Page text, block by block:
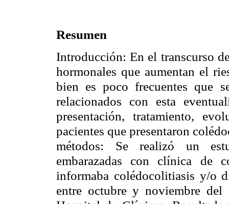
Resumen
Introducción: En el transcurso
hormonales que aumentan el
bien es poco frecuentes que
relacionados con esta
presentación, tratamiento,
pacientes que presentaron
métodos: Se realizó un
embarazadas con clínica de
informaba colédocolitiasis y/o
entre octubre y noviembre